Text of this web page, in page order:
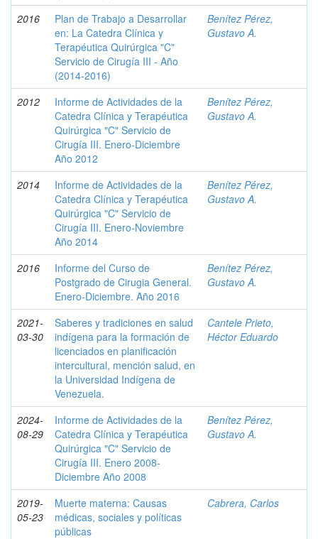
2016
Plan de Trabajo a Desarrollar
en: La Catedra Clínica y
Terapéutica Quirúrgica "C"
Servicio de Cirugía III - Año
(2014-2016)
Benítez Pérez,
Gustavo A.
2012
Informe de Actividades de la
Catedra Clínica y Terapéutica
Quirúrgica "C" Servicio de
Cirugía III. Enero-Diciembre
Año 2012
Benítez Pérez,
Gustavo A.
2014
Informe de Actividades de la
Catedra Clínica y Terapéutica
Quirúrgica "C" Servicio de
Cirugía III. Enero-Noviembre
Año 2014
Benítez Pérez,
Gustavo A.
2016
Informe del Curso de
Postgrado de Cirugia General.
Enero-Diciembre. Año 2016
Benítez Pérez,
Gustavo A.
2021-
03-30
Saberes y tradiciones en salud
indígena para la formación de
licenciados en planificación
intercultural, mención salud, en
la Universidad Indígena de
Venezuela.
Cantele Prieto,
Héctor Eduardo
2024-
08-29
Informe de Actividades de la
Catedra Clínica y Terapéutica
Quirúrgica "C" Servicio de
Cirugía III. Enero 2008-
Diciembre Año 2008
Benítez Pérez,
Gustavo A.
2019-
05-23
Muerte materna: Causas
médicas, sociales y políticas
públicas
Cabrera, Carlos